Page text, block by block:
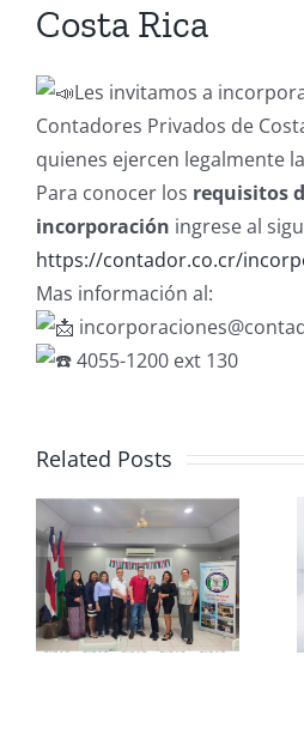
Costa Rica
Les invitamos a
Contadores Privados de
quienes ejercen legalmente
Para conocer los requisitos
incorporación ingrese al
https://contador.co.cr/
Mas información al:
4055-1200 ext 130
Related Posts
Club de
Ajedrez